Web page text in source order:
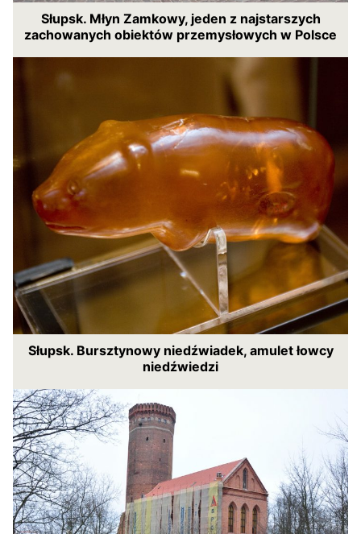
Słupsk. Młyn Zamkowy, jeden z najstarszych
zachowanych obiektów przemysłowych w Polsce
Słupsk. Bursztynowy niedźwiadek, amulet łowcy
niedźwiedzi